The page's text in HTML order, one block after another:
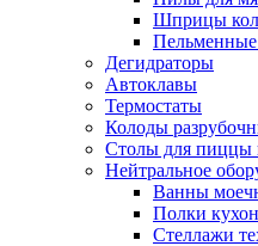
Шприцы
Дегидраторы
Автоклавы
Термостаты
Колоды
Столы для пиццы
Нейтральное
Ванны
Полки
Стеллажи